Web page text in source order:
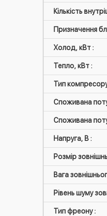
Кількість
Призначення
Холод, кВт :
Тепло, кВт :
Тип
Споживана
Споживана
Напруга, В :
Розмір
Вага
Рівень шуму
Тип фреону :